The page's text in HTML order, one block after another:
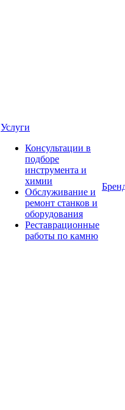
Услуги
Консультации в
подборе
инструмента и
химии
Обслуживание и
ремонт станков и
оборудования
Реставрационные
работы по камню